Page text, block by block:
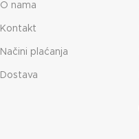
O nama
Kontakt
Načini plaćanja
Dostava